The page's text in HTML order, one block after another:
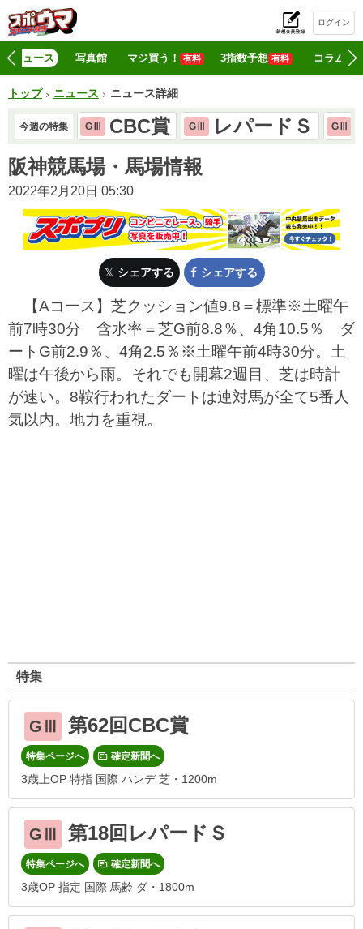
ログイン
ニュース 写真館 マジ買う！ 有料 3指数予想 有料 コラム
トップ ニュース ニュース詳細
今週の特集 GⅢ CBC賞 GⅢ レパードＳ GⅢ
阪神競馬場・馬場情報
2022年2月20日 05:30
シェアする シェアする
【Aコース】芝クッション値9.8＝標準※土曜午
前7時30分 含水率＝芝G前8.8％、4角10.5％ ダ
ートG前2.9％、4角2.5％※土曜午前4時30分。土
曜は午後から雨。それでも開幕2週目、芝は時計
が速い。8鞍行われたダートは連対馬が全て5番人
気以内。地力を重視。
特集
GⅢ 第62回CBC賞
特集ページへ 確定新聞へ
3歳上OP 特指 国際 ハンデ 芝・1200m
GⅢ 第18回レパードＳ
特集ページへ 確定新聞へ
3歳OP 指定 国際 馬齢 ダ・1800m